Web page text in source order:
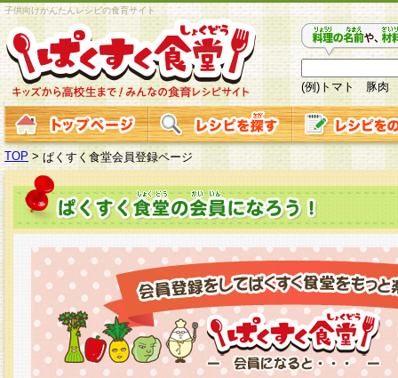
子供向けかんたんレシピの食育サイト
(例)トマト 豚肉
TOP > ぱくすく食堂会員登録ページ